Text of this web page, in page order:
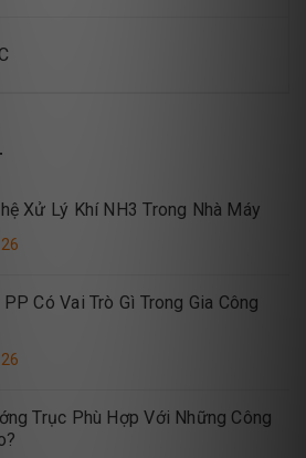
Xử Lý Khí NH3 Trong Nhà Máy
PP Có Vai Trò Gì Trong Gia Công
Trục Phù Hợp Với Những Công